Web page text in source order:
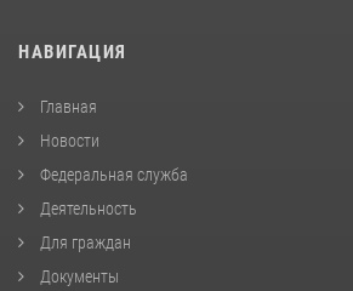
НАВИГАЦИЯ
Главная
Новости
Федеральная служба
Деятельность
Для граждан
Документы